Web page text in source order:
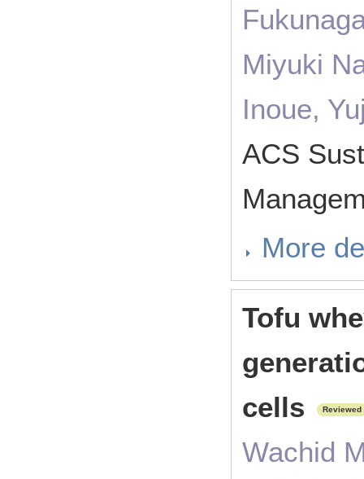
Miyuki
Inoue,
ACS
More
Tofu
cells
Reviewed
Wachid